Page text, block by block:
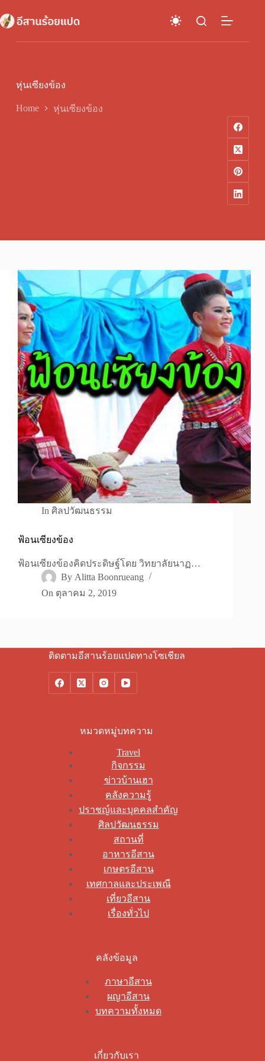
to
content
หุ่นเซียงข้อง
Home หุ่นเซียงข้อง
In ศิลปวัฒนธรรม
ฟ้อนเซียงข้อง
ฟ้อนเซียงข้องคิดประดิษฐ์โดย วิทยาลัยนาฏ…
By Alitta Boonrueang
On ตุลาคม 2, 2019
ติดตามอีสานร้อยแปดทางโซเชียล
หมวดหมู่บทความ
Travel
กิจกรรม
ข่าวบ้านเฮา
คลังความรู้
ปราชญ์และบุคคลสำคัญ
ศิลปวัฒนธรรม
สถานที่
อาหารอีสาน
เกษตรอีสาน
เทศกาลและประเพณี
เที่ยวอีสาน
เรื่องทั่วไป
คลังข้อมูล
ภาษาอีสาน
ผญาอีสาน
บทความทั้งหมด
เกี่ยวกับเรา